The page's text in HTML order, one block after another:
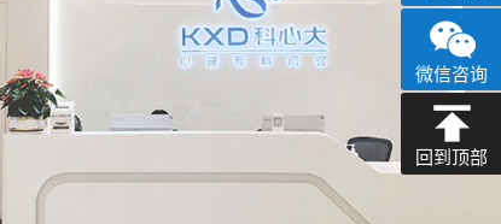
微信咨询
回到顶部